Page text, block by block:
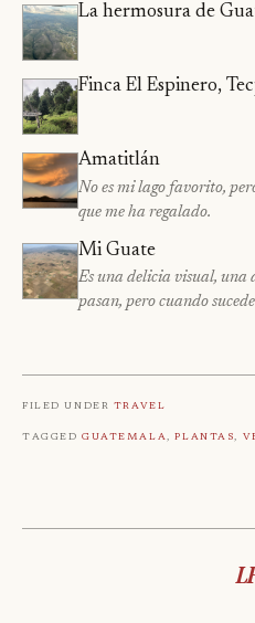
La hermosura de
Finca El Espinero,
Amatitlán
No es mi lago favorito,
que me ha regalado.
Mi Guate
Es una delicia visual, una
pasan, pero cuando
Filed under Travel
TaggedGuatemala,Plantas,